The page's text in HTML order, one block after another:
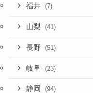
福井 (7)
山梨 (41)
長野 (51)
岐阜 (23)
静岡 (94)